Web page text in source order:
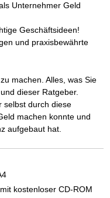
Unternehmer Geld
Geschäftsideen!
und praxisbewährte
machen. Alles, was Sie
dieser Ratgeber.
selbst durch diese
machen konnte und
aufgebaut hat.
kostenloser CD-ROM